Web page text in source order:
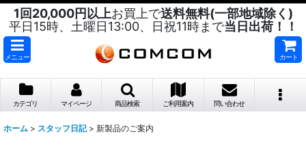
1回20,000円以上お買上で送料無料(一部地域除く)
平日15時、土曜日13:00、日祝11時まで当日出荷！！
メニュー カート
カテゴリ マイページ 商品検索 ご利用案内 問い合わせ
ホーム > スタッフ日記 > 新製品のご案内